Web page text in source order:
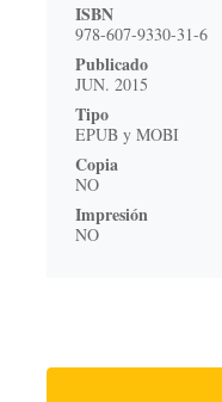
ISBN
978-607-9330-31-6
Publicado
JUN. 2015
Tipo
EPUB y MOBI
Copia
NO
Impresión
NO